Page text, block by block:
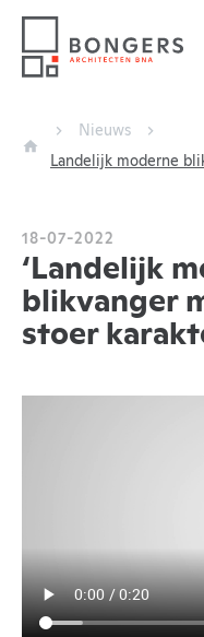
Nieuws
Landelijk moderne
18-07-2022
‘Landelijk
blikvanger
stoer